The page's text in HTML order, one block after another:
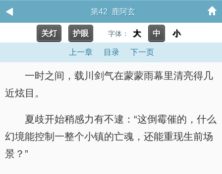
第42 鹿阿玄
关灯 护眼 字体： 大 中 小
上一章 目录 下一页
一时之间，载川剑气在蒙蒙雨幕里清亮得几
近炫目。
夏歧开始稍感力有不逮：“这倒霉催的，什么
幻境能控制一整个小镇的亡魂，还能重现生前场
景？”